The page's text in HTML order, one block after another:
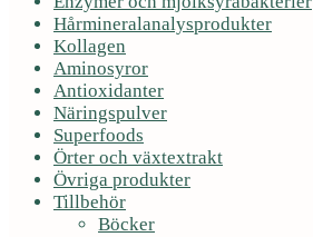
Hårmineralanalysprodukter
Kollagen
Aminosyror
Antioxidanter
Näringspulver
Superfoods
Örter och växtextrakt
Övriga produkter
Tillbehör
Böcker